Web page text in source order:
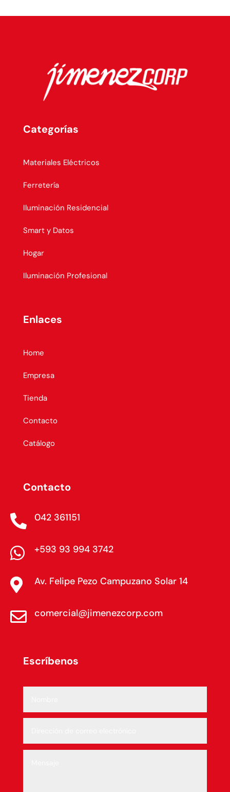
Categorías
Materiales Eléctricos
Ferretería
Iluminación Residencial
Smart y Datos
Hogar
Iluminación Profesional
Enlaces
Home
Empresa
Tienda
Contacto
Catálogo
Contacto
 042 361151
 +593 93 994 3742
 Av. Felipe Pezo Campuzano Solar 14
 comercial@jimenezcorp.com
Escríbenos